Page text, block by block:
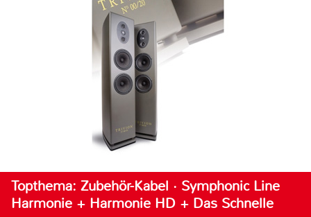
Topthema: Zubehör-Kabel · Symphonic Line
Harmonie + Harmonie HD + Das Schnelle